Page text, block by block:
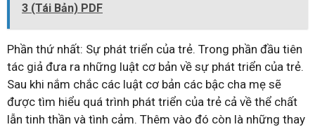
3 (Tái Bản) PDF
Phần thứ nhất: Sự phát triển của trẻ. Trong phần đầu tiên
tác giả đưa ra những luật cơ bản về sự phát triển của trẻ.
Sau khi nắm chắc các luật cơ bản các bậc cha mẹ sẽ
được tìm hiểu quá trình phát triển của trẻ cả về thể chất
lẫn tinh thần và tình cảm. Thêm vào đó còn là những thay